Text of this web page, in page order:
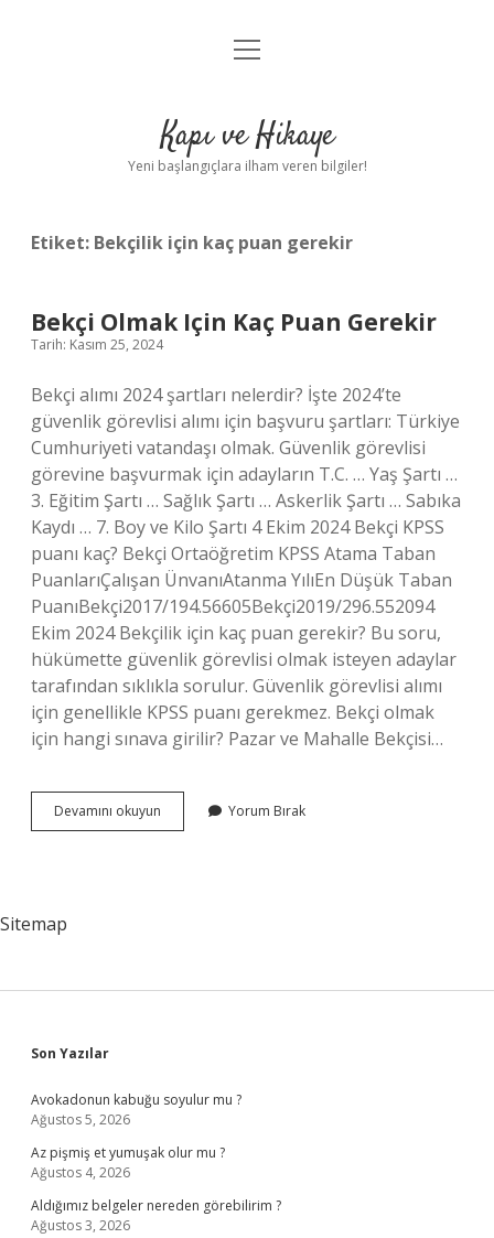
Anasayfa
Yasal Uyarı
menüyü
Kapı ve Hikaye
Yeni başlangıçlara ilham veren bilgiler!
Etiket: Bekçilik için kaç puan gerekir
Bekçi Olmak Için Kaç Puan Gerekir
Tarih: Kasım 25, 2024
Bekçi alımı 2024 şartları nelerdir? İşte 2024’te
güvenlik görevlisi alımı için başvuru şartları: Türkiye
Cumhuriyeti vatandaşı olmak. Güvenlik görevlisi
görevine başvurmak için adayların T.C. … Yaş Şartı …
3. Eğitim Şartı … Sağlık Şartı … Askerlik Şartı … Sabıka
Kaydı … 7. Boy ve Kilo Şartı 4 Ekim 2024 Bekçi KPSS
puanı kaç? Bekçi Ortaöğretim KPSS Atama Taban
PuanlarıÇalışan ÜnvanıAtanma YılıEn Düşük Taban
PuanıBekçi2017/194.56605Bekçi2019/296.552094
Ekim 2024 Bekçilik için kaç puan gerekir? Bu soru,
hükümette güvenlik görevlisi olmak isteyen adaylar
tarafından sıklıkla sorulur. Güvenlik görevlisi alımı
için genellikle KPSS puanı gerekmez. Bekçi olmak
için hangi sınava girilir? Pazar ve Mahalle Bekçisi…
Devamını okuyun
Olmak
Yorum Bırak
Sitemap
Sidebar
Son Yazılar
Avokadonun kabuğu soyulur mu ?
Ağustos 5, 2026
Az pişmiş et yumuşak olur mu ?
Ağustos 4, 2026
Aldığımız belgeler nereden görebilirim ?
Ağustos 3, 2026